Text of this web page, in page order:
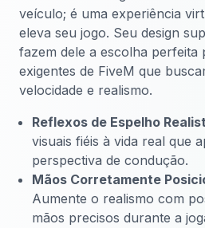
veículo; é uma experiência
eleva seu jogo. Seu design
fazem dele a escolha perfeita
exigentes de FiveM que
velocidade e realismo.
Reflexos de Espelho
visuais fiéis à vida real que
perspectiva de condução.
Mãos Corretamente
Aumente o realismo com
mãos precisos durante a